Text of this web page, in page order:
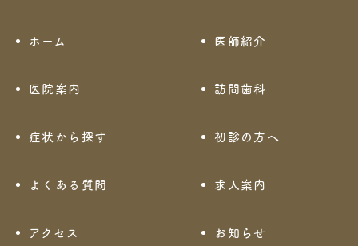
ホーム 医師紹介
医院案内 訪問歯科
症状から探す 初診の方へ
よくある質問 求人案内
アクセス
お知らせ